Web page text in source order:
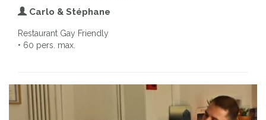
Carlo & Stéphane
Restaurant Gay Friendly
• 60 pers. max.